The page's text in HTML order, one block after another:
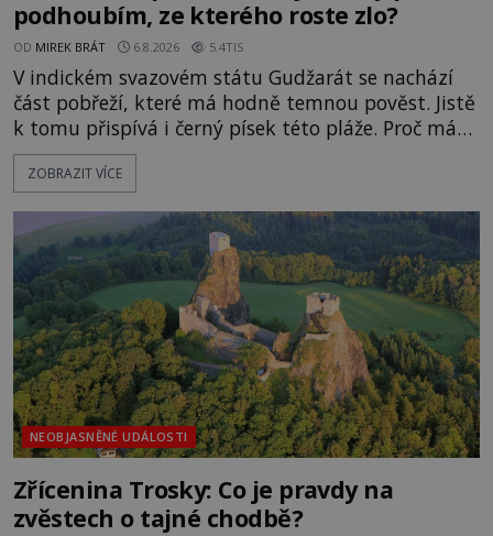
podhoubím, ze kterého roste zlo?
OD MIREK BRÁT 6.8.2026 5.4TIS
V indickém svazovém státu Gudžarát se nachází
část pobřeží, které má hodně temnou pověst. Jistě
k tomu přispívá i černý písek této pláže. Proč má
pláž takové netypické zbarvení? Nakolik jsou
pravdivé historky, že zde došlo k nevysvětlitelným
následovat. Vstupujeme na pláž Dumas ve městě
Surat. Gu
ZOBRAZIT VÍCE
NEOBJASNĚNÉ UDÁLOSTI
Zřícenina Trosky: Co je pravdy na
zvěstech o tajné chodbě?